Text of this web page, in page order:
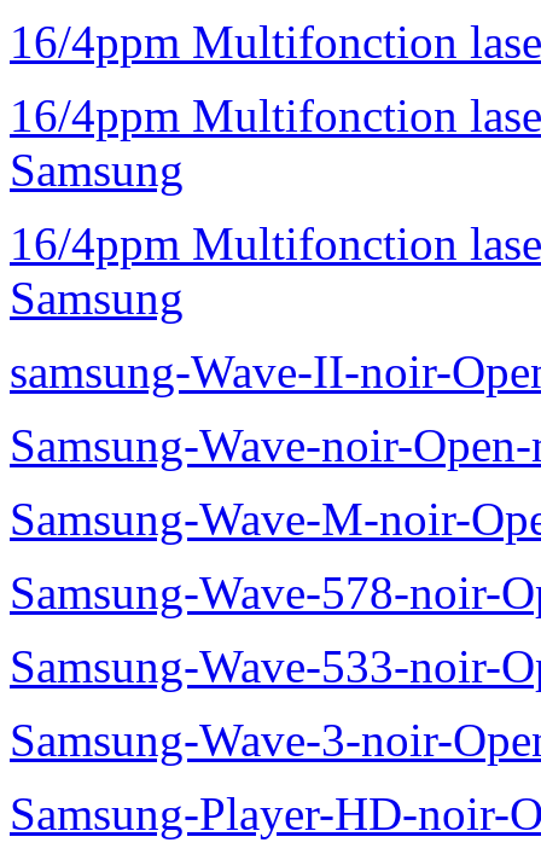
16/4ppm Multifonction
16/4ppm Multifonction
Samsung
16/4ppm Multifonction
Samsung
samsung-Wave-II-noir-
Samsung-Wave-noir-
Samsung-Wave-M-noir-
Samsung-Wave-578-noir-
Samsung-Wave-533-noir-
Samsung-Wave-3-noir-
Samsung-Player-HD-noir-